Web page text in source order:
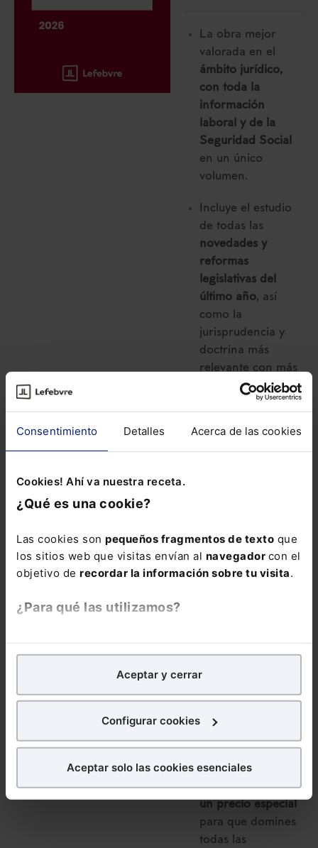
Consentimiento Detalles Acerca de las cookies
Cookies! Ahí va nuestra receta.
¿Qué es una cookie?
Las cookies son pequeños fragmentos de texto que
los sitios web que visitas envían al navegador con el
objetivo de recordar la información sobre tu visita.
¿Para qué las utilizamos?
analíticospara tratar demejorar tu experienciaen
nuestra página web. También con fines publicitarios,
para poder mostrarte publicidad y contenidos de tu
¿Qué puedes hacer?
en la web sea óptima
para denegar
todas las cookies excepto aquellas imprescindibles.
Aceptar y cerrar
Configurar cookies
Aceptar solo las cookies esenciales
La obra mejor
valorada en el
ámbito jurídico,
con toda la
información
laboral y de la
Seguridad Social
en un único
volumen.
Incluye el estudio
de todas las
novedades y
reformas
legislativas del
último año, así
como la
jurisprudencia y
doctrina más
relevante con más
de 37.500 citas.
Memento Social
incluye: . El
cualquier momento
si un número
marginal del
cada semana.
lo tienes disponible
también en el
siguientePack con
un precio especial
para que domines
todas las